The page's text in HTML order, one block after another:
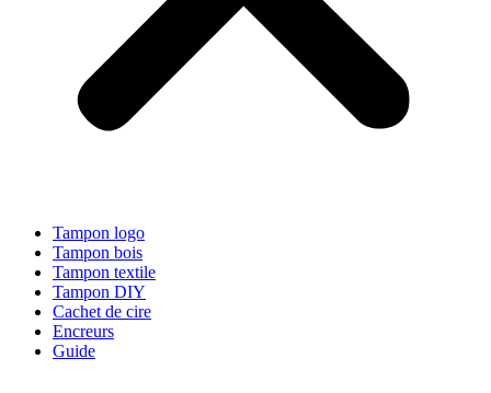
Tampon logo
Tampon bois
Tampon textile
Tampon DIY
Cachet de cire
Encreurs
Guide